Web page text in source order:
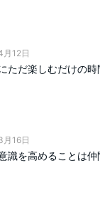
12日
ただ楽しむだけの時
16日
識を高めることは